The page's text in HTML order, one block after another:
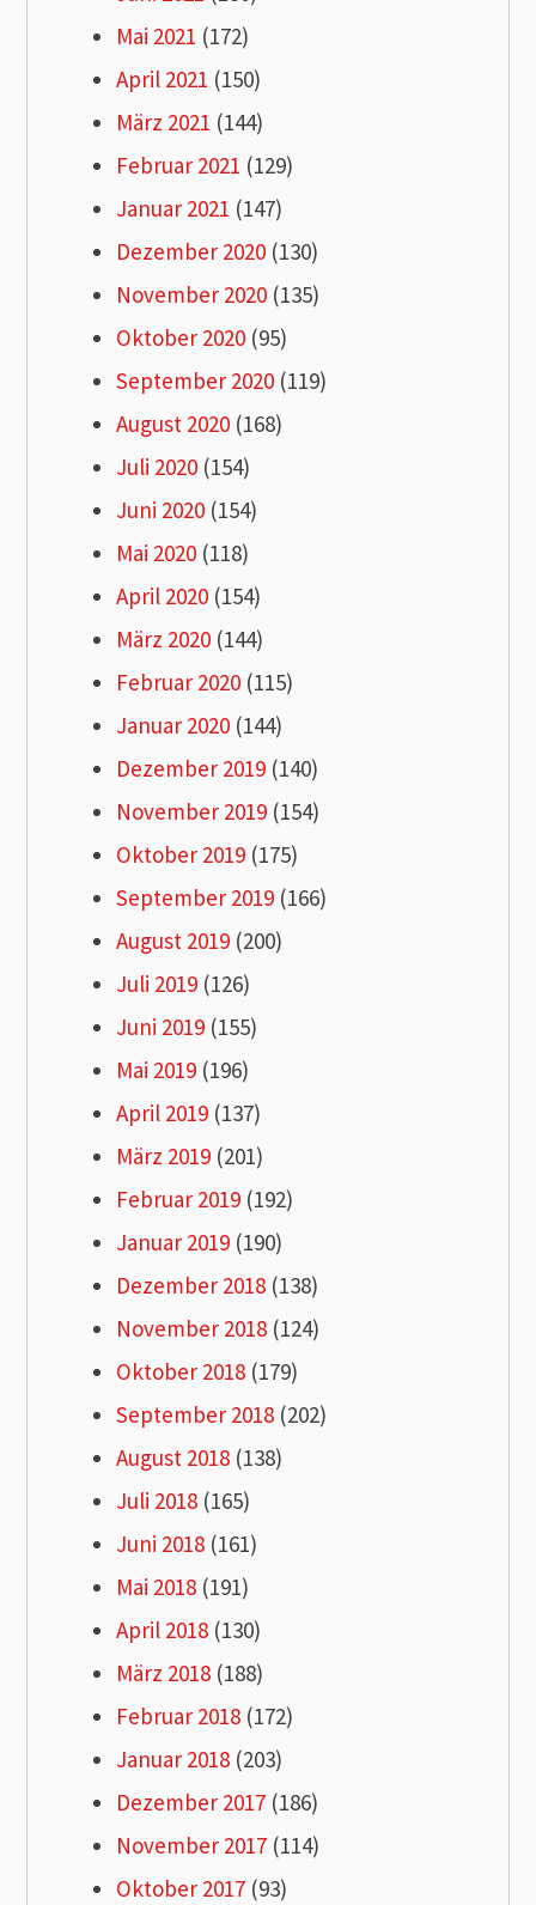
Mai 2021 (172)
April 2021 (150)
März 2021 (144)
Februar 2021 (129)
Januar 2021 (147)
Dezember 2020 (130)
November 2020 (135)
Oktober 2020 (95)
September 2020 (119)
August 2020 (168)
Juli 2020 (154)
Juni 2020 (154)
Mai 2020 (118)
April 2020 (154)
März 2020 (144)
Februar 2020 (115)
Januar 2020 (144)
Dezember 2019 (140)
November 2019 (154)
Oktober 2019 (175)
September 2019 (166)
August 2019 (200)
Juli 2019 (126)
Juni 2019 (155)
Mai 2019 (196)
April 2019 (137)
März 2019 (201)
Februar 2019 (192)
Januar 2019 (190)
Dezember 2018 (138)
November 2018 (124)
Oktober 2018 (179)
September 2018 (202)
August 2018 (138)
Juli 2018 (165)
Juni 2018 (161)
Mai 2018 (191)
April 2018 (130)
März 2018 (188)
Februar 2018 (172)
Januar 2018 (203)
Dezember 2017 (186)
November 2017 (114)
Oktober 2017 (93)